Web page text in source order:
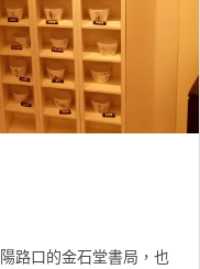
路口的金石堂書局，也